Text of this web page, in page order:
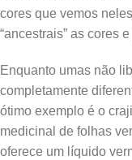
cores que vemos
“ancestrais” as cores
Enquanto umas não
completamente
ótimo exemplo é o
medicinal de folhas
oferece um líquido